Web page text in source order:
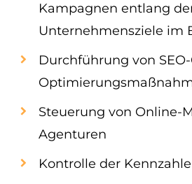
Kampagnen entlang
Unternehmensziele im
Durchführung von
Steuerung von Online-
Agenturen
Kontrolle der